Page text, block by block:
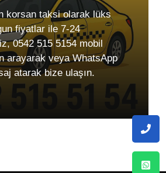
korsan taksi olarak lüks
fiyatlar ile 7-24
0542 515 5154 mobil
arayarak veya WhatsApp
atarak bize ulaşın.